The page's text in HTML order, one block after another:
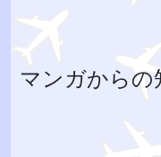
マンガからの